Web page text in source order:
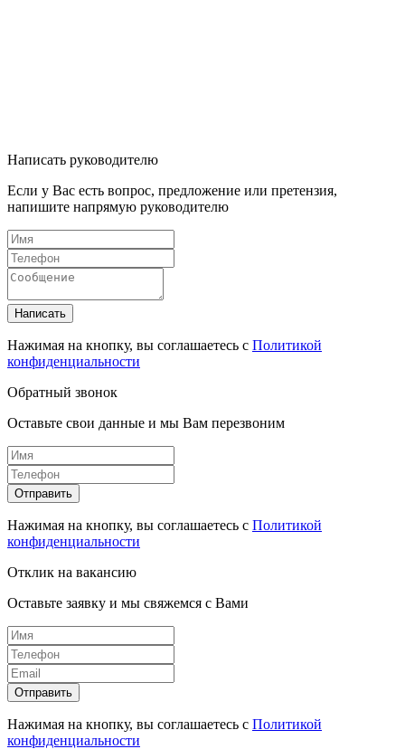
Написать руководителю
Если у Вас есть вопрос, предложение или претензия,
напишите напрямую руководителю
Написать
Нажимая на кнопку, вы соглашаетесь с Политикой
конфиденциальности
Обратный звонок
Оставьте свои данные и мы Вам перезвоним
Отправить
Нажимая на кнопку, вы соглашаетесь с Политикой
конфиденциальности
Отклик на вакансию
Оставьте заявку и мы свяжемся с Вами
Отправить
Нажимая на кнопку, вы соглашаетесь с Политикой
конфиденциальности